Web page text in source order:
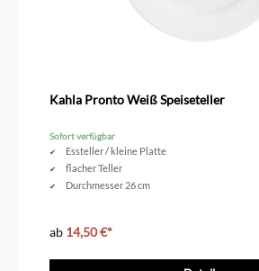
Kahla Pronto Weiß Speiseteller
Sofort verfügbar
Essteller / kleine Platte
flacher Teller
Durchmesser 26 cm
ab 14,50 €*